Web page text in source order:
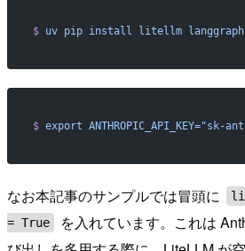
$ uv pip install litellm langgraph
$ export ANTHROPIC_API_KEY="sk-
なお本記事のサンプルでは冒頭に
= True
を入れています。これは